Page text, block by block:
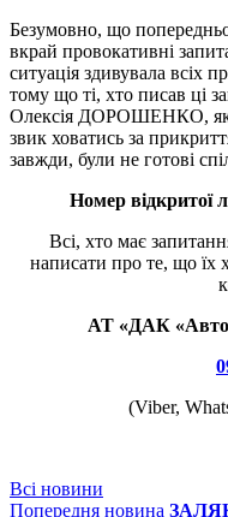
Безумовно, що
вкрай провокативні
ситуація здивувала всіх
тому що ті, хто писав ці
Олексія ДОРОШЕНКО, які
звик ховатись за
завжди, були не готові
Номер відкритої
Всі, хто має
написати про те, що їх
АТ «ДАК
(Viber,
Всі новини
Попередня новина